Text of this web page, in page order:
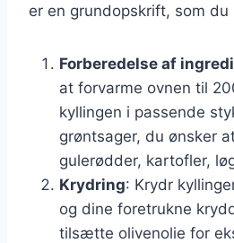
er en grundopskrift, som du
Forberedelse af
at forvarme ovnen til
kyllingen i passende
grøntsager, du ønsker
gulerødder, kartofler,
Krydring: Krydr
og dine foretrukne
tilsætte olivenolie for